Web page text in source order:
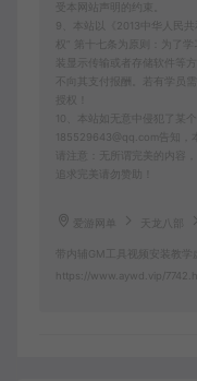
受本网站声明的约束。
9、本站以《2013中华人民
权” 第十七条为原则：为了
装显示传输或者存储软件等
不向其支付报酬。若有学员
10、本站如无意中侵犯了某
185529643@qq.com告知，
请注意：无所谓完美的内容
追求完美请勿赞助！
爱游网单 天龙八部
带内辅GM工具视频安装教
https://www.aywd.vip/